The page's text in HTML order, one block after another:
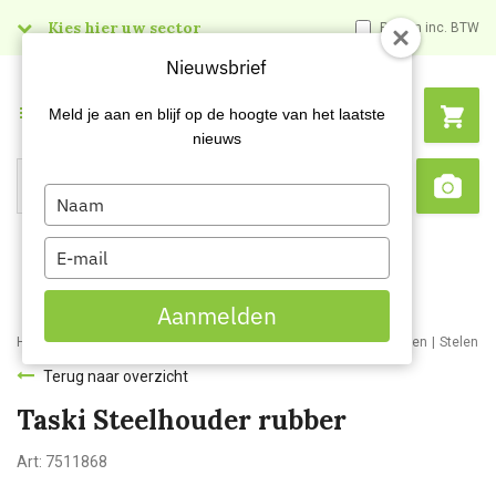
Kies hier uw sector Prijzen inc. BTW
Search
Menu
Home Webshop Schoonmaakartikelen Schoonmaakmaterialen Stelen
Terug naar overzicht
Taski Steelhouder rubber
Art: 7511868
Nieuwsbrief
Meld je aan en blijf op de hoogte van het laatste
nieuws
Type
your
name
Type
your
email
Aanmelden